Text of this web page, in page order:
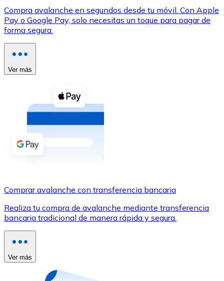
Ver todo
Compra criptomonedas con efectivo en tu tienda más
Comprar con efectivo
Transferencia SEPA
Añade fondos a tu cuenta Bitnovo o realiza compras
Comprar con Transferencia
Utiliza tarjetas Visa y Mastercard para comprar
Comprar con tarjeta
Tienda - Tarjetas regalo
Nuevo
Compra tarjetas regalo de tus marcas favoritas con
Ir a la tienda de tarjetas regalo
Compra avalanche en segundos desde tu móvil. Con Apple
Pay o Google Pay, solo necesitas un toque para pagar de
forma segura.
Ver más
Comprar avalanche con transferencia bancaria
Realiza tu compra de avalanche mediante transferencia
bancaria tradicional de manera rápida y segura.
Ver más